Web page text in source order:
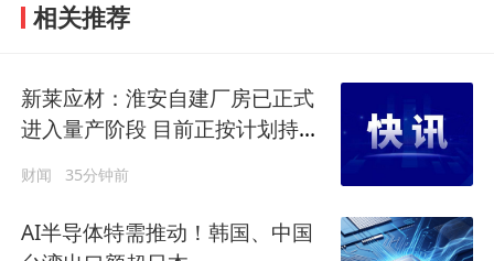
相关推荐
新莱应材：淮安自建厂房已正式
进入量产阶段 目前正按计划持续
财闻 35分钟前
AI半导体特需推动！韩国、中国